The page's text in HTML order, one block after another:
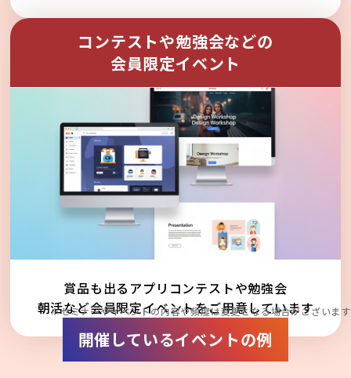
コンテストや勉強会などの
会員限定イベント
賞品も出るアプリコンテストや勉強会
朝活など会員限定イベントをご用意しています
※セミナーやイベントの内容や頻度は変更となる場合がございます
開催しているイベントの例